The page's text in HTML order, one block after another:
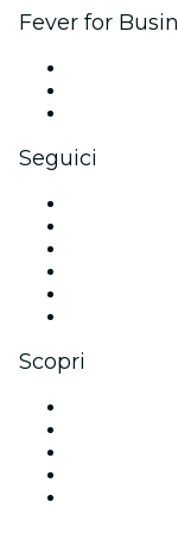
Fever for
Seguici
Scopri